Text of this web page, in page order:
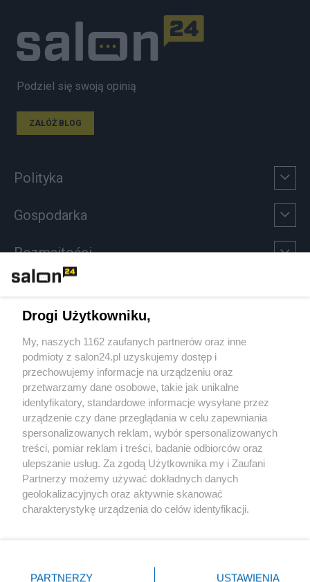
Podziel się swoją opinią
ZAŁÓŻ BLOG
Polityka
Gospodarka
Rozmaitości
Sport
Społeczeństwo
Kultura
X Facebook Instagram Youtube
Drogi Użytkowniku,
My, naszych 1162 zaufanych partnerów oraz inne
podmioty z salon24.pl uzyskujemy dostęp i
przechowujemy informacje na urządzeniu oraz
przetwarzamy dane osobowe, takie jak unikalne
identyfikatory, standardowe informacje wysyłane przez
urządzenie czy dane przeglądania w celu zapewniania
spersonalizowanych reklam, wybór spersonalizowanych
treści, pomiar reklam i treści, badanie odbiorców oraz
ulepszanie usług. Za zgodą Użytkownika my i Zaufani
Partnerzy możemy używać dokładnych danych
geolokalizacyjnych oraz aktywnie skanować
charakterystykę urządzenia do celów identyfikacji.
zmienić/wycofać klikając przycisk ustawień prywatności
PARTNERZY USTAWIENIA